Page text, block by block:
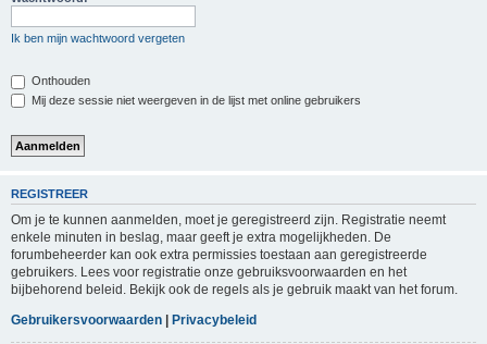
Ik ben mijn wachtwoord vergeten
Onthouden
Mij deze sessie niet weergeven in de lijst met online gebruikers
REGISTREER
Om je te kunnen aanmelden, moet je geregistreerd zijn. Registratie neemt
enkele minuten in beslag, maar geeft je extra mogelijkheden. De
forumbeheerder kan ook extra permissies toestaan aan geregistreerde
gebruikers. Lees voor registratie onze gebruiksvoorwaarden en het
bijbehorend beleid. Bekijk ook de regels als je gebruik maakt van het forum.
Gebruikersvoorwaarden | Privacybeleid